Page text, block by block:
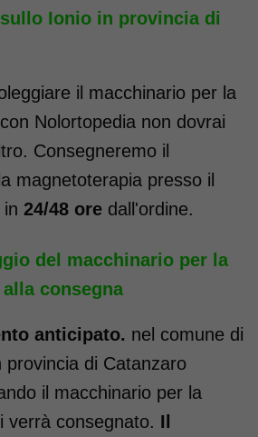
Ionio in provincia di
il macchinario per la
Nolortopedia non dovrai
Consegneremo il
magnetoterapia presso il
in 24/48 ore dall'ordine.
del macchinario per la
consegna
anticipato. nel comune di
provincia di Catanzaro
il macchinario per la
verrà consegnato. Il